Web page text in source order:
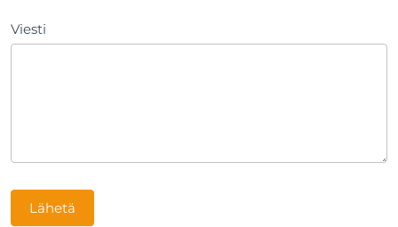
Viesti
Lähetä